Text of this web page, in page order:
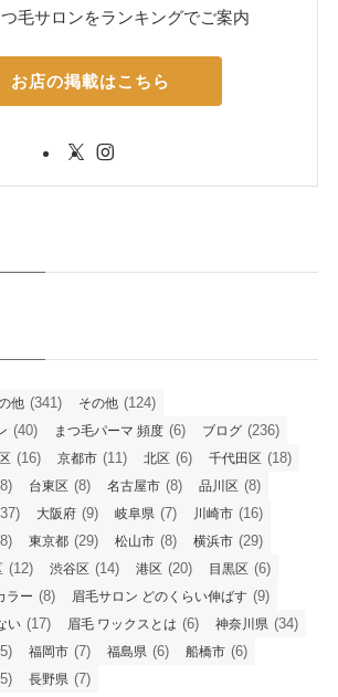
毛サロンをランキングでご案内
お店の掲載はこちら
他 (341) その他 (124)
(40) まつ毛パーマ 頻度 (6) ブログ (236)
(16) 京都市 (11) 北区 (6) 千代田区 (18)
台東区 (8) 名古屋市 (8) 品川区 (8)
大阪府 (9) 岐阜県 (7) 川崎市 (16)
東京都 (29) 松山市 (8) 横浜市 (29)
(12) 渋谷区 (14) 港区 (20) 目黒区 (6)
ラー (8) 眉毛サロン どのくらい伸ばす (9)
い (17) 眉毛 ワックスとは (6) 神奈川県 (34)
福岡市 (7) 福島県 (6) 船橋市 (6)
長野県 (7)